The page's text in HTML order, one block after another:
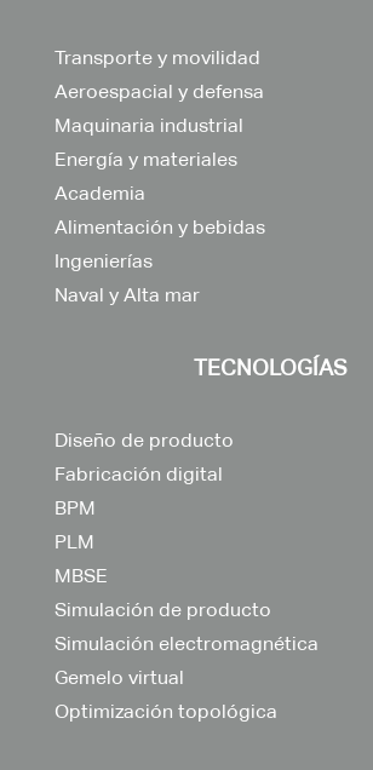
Transporte y movilidad
Aeroespacial y defensa
Maquinaria industrial
Energía y materiales
Academia
Alimentación y bebidas
Ingenierías
Naval y Alta mar
TECNOLOGÍAS
Diseño de producto
Fabricación digital
BPM
PLM
MBSE
Simulación de producto
Simulación electromagnética
Gemelo virtual
Optimización topológica